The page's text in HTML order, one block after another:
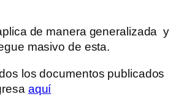
de manera generalizada y
masivo de esta.
los documentos publicados
aquí